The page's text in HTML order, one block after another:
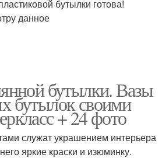
бутылки готова!
данное
бутылки. Вазы
бутылок своими
+ 24 фото
служат украшением интерьера
яркие краски и изюминку.